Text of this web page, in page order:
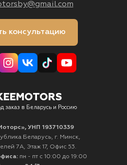
консультацию
заказ в Беларусь и Россию
УНП 193710339
Беларусь, г. Минск,
7А, Этаж 17, Офис 53.
пн - пт с 10:00 до 19:00